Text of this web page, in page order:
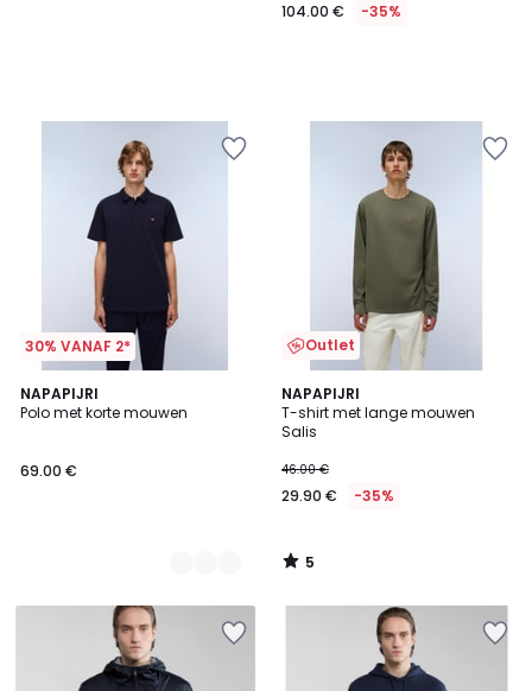
104.00 € -35%
30% VANAF 2*
NAPAPIJRI
Polo met korte mouwen
69.00 €
3
Kleuren
Outlet
NAPAPIJRI
T-shirt met lange mouwen
Salis
46.00 €
29.90 € -35%
5
/
5
5
/